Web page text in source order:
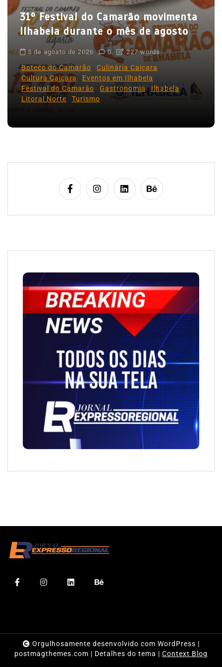
s
31º Festival do Camarão movimenta
Ilhabela durante o mês de agosto
5 de agosto de 2026 0 227 words
Boteco do Camarão
Culinária Caiçara
Cultura Caiçara
Eventos em Ilhabela
Festival do Camarão
Gastronomia
Ilhabela
Litoral Norte
Turismo
Orgulhosamente desenvolvido com WordPress |
postmagthemes.com | Detalhes do tema | Context Blog